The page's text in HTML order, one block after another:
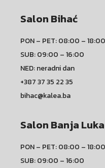
Salon Bihać
PON – PET: 08:00 – 18:00
SUB: 09:00 – 16:00
NED: neradni dan
+387 37 35 22 35
bihac@kalea.ba
Salon Banja Luka
PON – PET: 08:00 – 18:00
SUB: 09:00 – 16:00